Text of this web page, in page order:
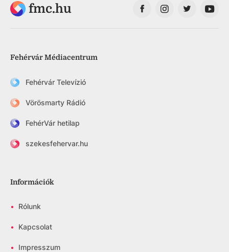
fmc.hu
Fehérvár Médiacentrum
Fehérvár Televízió
Vörösmarty Rádió
FehérVár hetilap
szekesfehervar.hu
Információk
• Rólunk
• Kapcsolat
• Impresszum